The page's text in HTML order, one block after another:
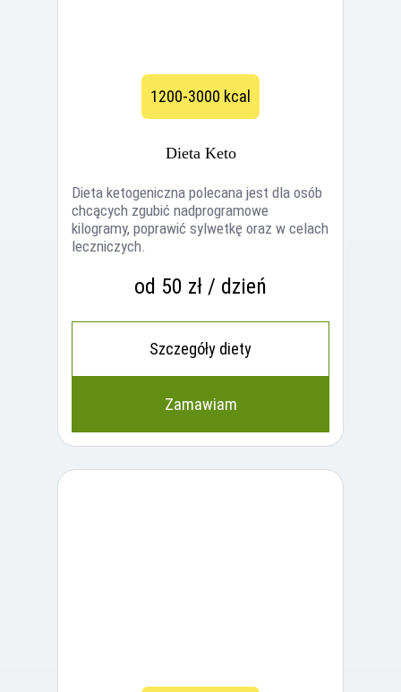
1200-3000 kcal
Dieta Keto
Dieta ketogeniczna polecana jest dla osób
chcących zgubić nadprogramowe
kilogramy, poprawić sylwetkę oraz w celach
leczniczych.
od 50 zł / dzień
Szczegóły diety
Zamawiam